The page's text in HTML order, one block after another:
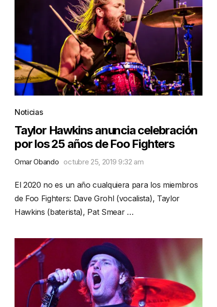
Noticias
Taylor Hawkins anuncia celebración
por los 25 años de Foo Fighters
Omar Obando octubre 25, 2019 9:32 am
El 2020 no es un año cualquiera para los miembros
de Foo Fighters: Dave Grohl (vocalista), Taylor
Hawkins (baterista), Pat Smear …